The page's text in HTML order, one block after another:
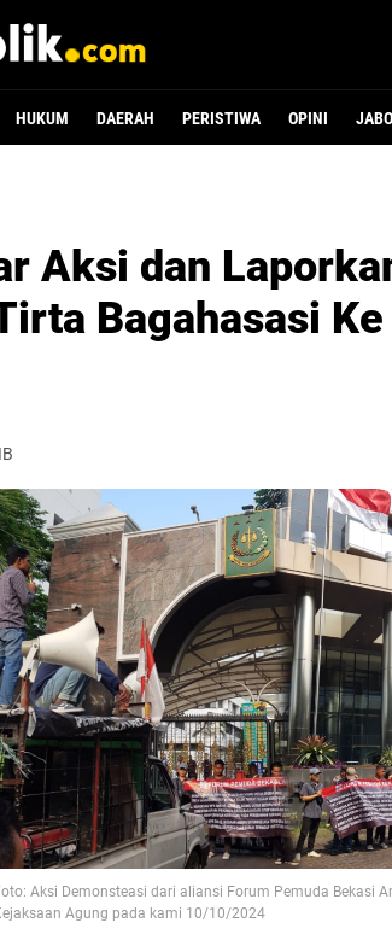
HUKUM DAERAH PERISTIWA OPINI
Aksi dan
Bagahasasi
Aksi Demonsteasi dari aliansi Forum Pemuda Bekasi
Agung pada kami 10/10/2024